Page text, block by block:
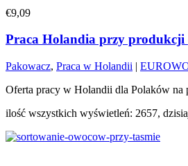
€9,09
Praca Holandia przy produkcji
Pakowacz, Praca w Holandii |
Oferta pracy w Holandii dla Polaków na
ilość wszystkich wyświetleń: 2657,